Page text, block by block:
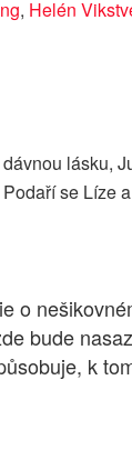
, Helén
lásku,
se Líze
o
bude
k